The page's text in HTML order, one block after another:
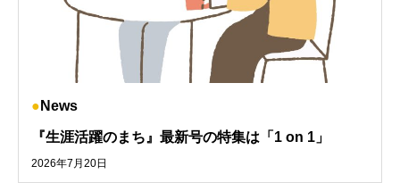
News
『生涯活躍のまち』最新号の特集は「1 on 1」
2026年7月20日